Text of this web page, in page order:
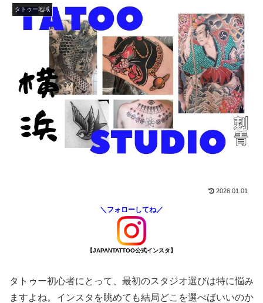
タトゥー地域
2026.01.01
＼フォローしてね／
【JAPANTATTOO公式インスタ】
タトゥー初心者にとって、最初のスタジオ選びは特に悩み
ますよね。インスタを眺めても結局どこを選べばいいのか